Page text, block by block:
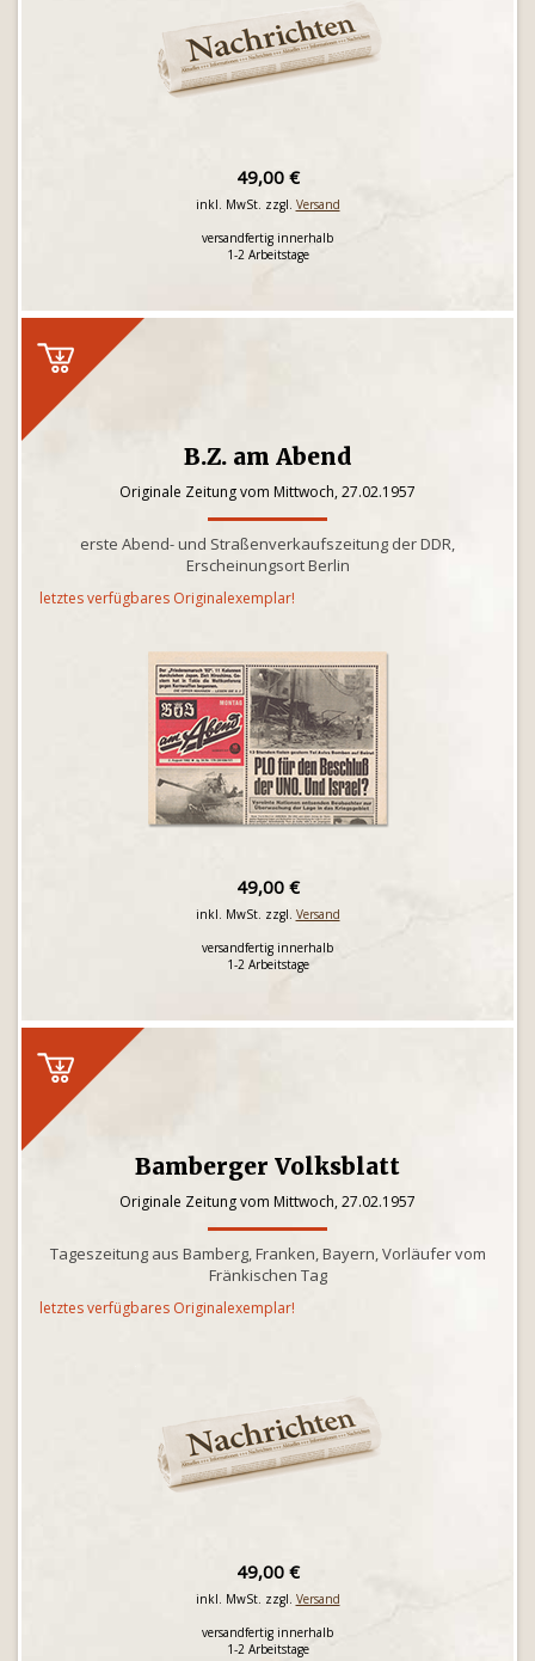
49,00 €
inkl. MwSt. zzgl. Versand
versandfertig innerhalb
1-2 Arbeitstage
B.Z. am Abend
Originale Zeitung vom Mittwoch, 27.02.1957
erste Abend- und Straßenverkaufszeitung der DDR,
Erscheinungsort Berlin
letztes verfügbares Originalexemplar!
49,00 €
inkl. MwSt. zzgl. Versand
versandfertig innerhalb
1-2 Arbeitstage
Bamberger Volksblatt
Originale Zeitung vom Mittwoch, 27.02.1957
Tageszeitung aus Bamberg, Franken, Bayern, Vorläufer vom
Fränkischen Tag
letztes verfügbares Originalexemplar!
49,00 €
inkl. MwSt. zzgl. Versand
versandfertig innerhalb
1-2 Arbeitstage